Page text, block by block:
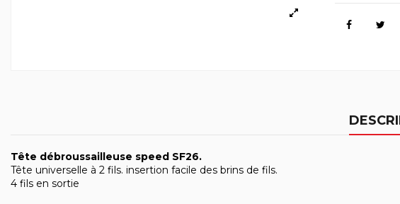
Tête débroussailleuse speed SF26.
Tête universelle à 2 fils. insertion facile des brins de fils.
4 fils en sortie